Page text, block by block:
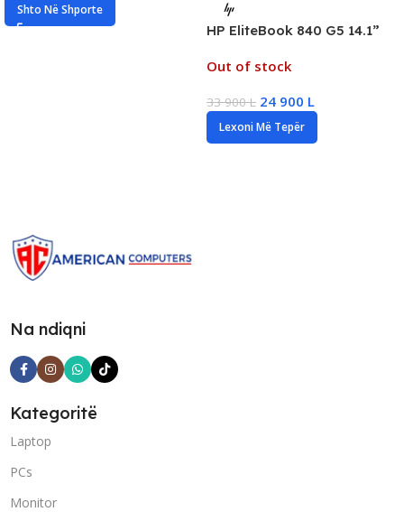
Shto Në Shporte
HP EliteBook 840 G5 14.1”
Laptop, Intel i5 Gen8, 16GB
Out of stock
33 900L 24 900 L
Lexoni Më Tepër
Na ndiqni
Kategoritë
Laptop
PCs
Monitor